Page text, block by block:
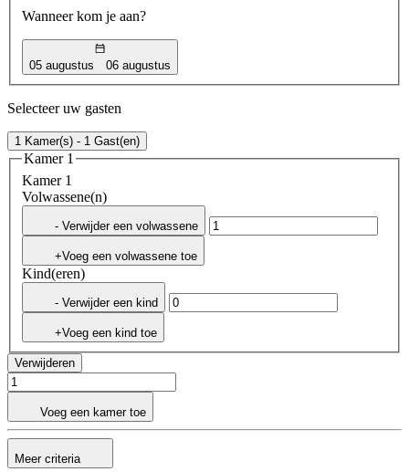
Wanneer kom je aan?
05 augustus 06 augustus
Selecteer uw gasten
1 Kamer(s) - 1 Gast(en)
Kamer 1
Kamer 1
Volwassene(n)
- Verwijder een volwassene
+Voeg een volwassene toe
Kind(eren)
- Verwijder een kind
+Voeg een kind toe
Verwijderen
Voeg een kamer toe
Meer criteria